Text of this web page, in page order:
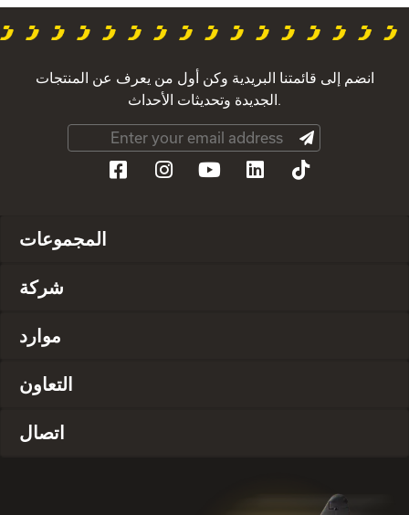
انضم إلى قائمتنا البريدية وكن أول من يعرف عن المنتجات
الجديدة وتحديثات الأحداث.
المجموعات
شركة
موارد
التعاون
اتصال